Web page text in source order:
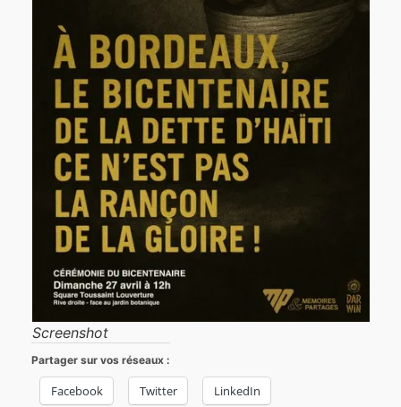
Screenshot
Partager sur vos réseaux :
Facebook Twitter LinkedIn